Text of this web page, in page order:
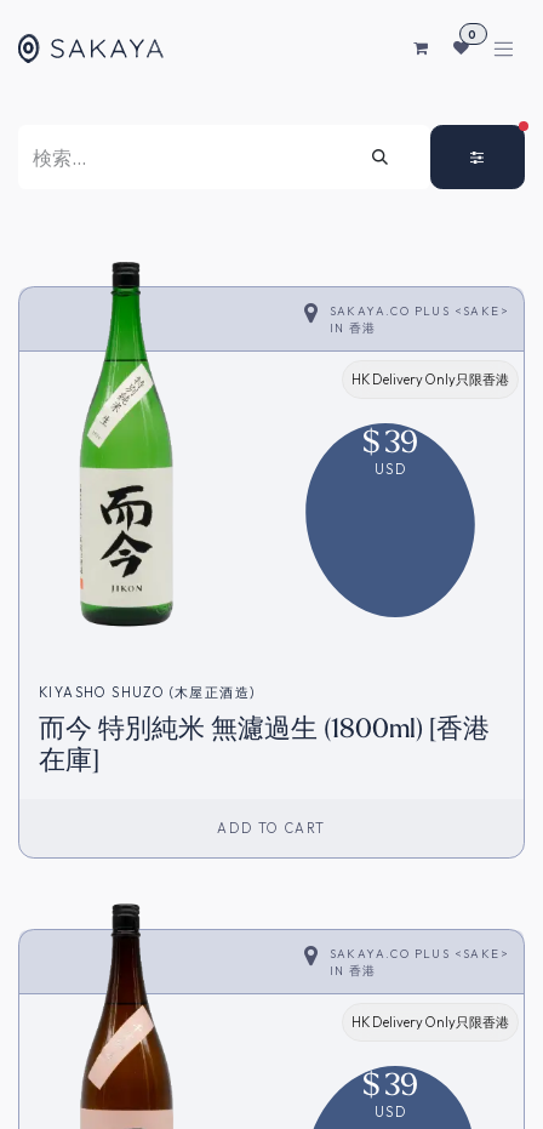
0
SAKAYA.CO PLUS <SAKE>
IN 香港
HK Delivery Only只限香港
$39
USD
KIYASHO SHUZO (木屋正酒造)
而今 特別純米 無濾過生 (1800ml) [香港
在庫]
ADD TO CART
SAKAYA.CO PLUS <SAKE>
IN 香港
HK Delivery Only只限香港
$39
USD